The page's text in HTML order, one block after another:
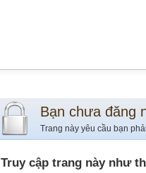
Bạn chưa đăng
Trang này yêu cầu bạn
Truy cập trang này như